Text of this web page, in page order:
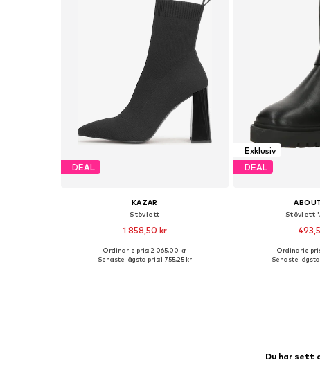
DEAL
KAZAR
Stövlett
1 858,50 kr
Tillgängliga storlekar: 39
Ordinarie pris: 2 065,00 kr
Senaste lägsta pris:1 755,25 kr
Exklusiv
DEAL
Stövlett
Tillgängliga
Ordinarie
Senaste lägsta
Du har sett